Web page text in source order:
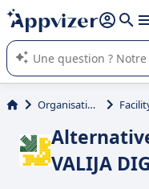
répondre (plusieurs lignes
L'IA de Appvizer vous
logiciel SaaS en entreprise.
Organisation et planification
VALIJA